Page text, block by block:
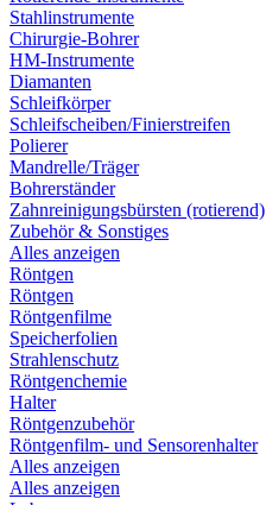
Stahlinstrumente
Chirurgie-Bohrer
HM-Instrumente
Diamanten
Schleifkörper
Schleifscheiben/Finierstreifen
Polierer
Mandrelle/Träger
Bohrerständer
Zahnreinigungsbürsten (rotierend)
Zubehör & Sonstiges
Alles anzeigen
Röntgen
Röntgen
Röntgenfilme
Speicherfolien
Strahlenschutz
Röntgenchemie
Halter
Röntgenzubehör
Röntgenfilm- und Sensorenhalter
Alles anzeigen
Alles anzeigen